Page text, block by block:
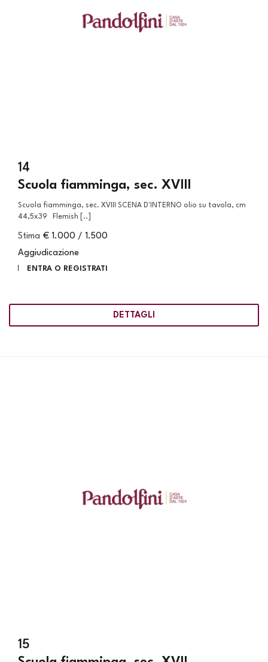
14
Scuola fiamminga, sec. XVIII
Scuola fiamminga, sec. XVIII SCENA D'INTERNO olio su tavola, cm
44,5x39 Flemish [..]
Stima € 1.000 / 1.500
Aggiudicazione
ENTRA O REGISTRATI
DETTAGLI
15